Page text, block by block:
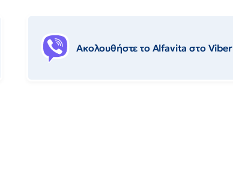
Ακολουθήστε το Αlfavita στο Viber